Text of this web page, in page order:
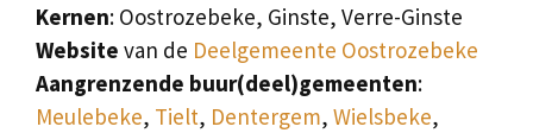
Kernen: Oostrozebeke, Ginste, Verre-Ginste
Website van de Deelgemeente Oostrozebeke
Aangrenzende buur(deel)gemeenten:
Meulebeke, Tielt, Dentergem, Wielsbeke,